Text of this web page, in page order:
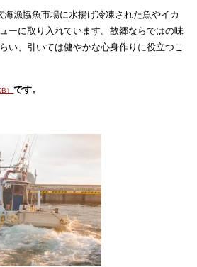
漁協魚市場に水揚げ冷凍された魚やイカ
ーに取り入れています。故郷ならではの味
い、引いては健やかな心身作りに役立つこ
）です。